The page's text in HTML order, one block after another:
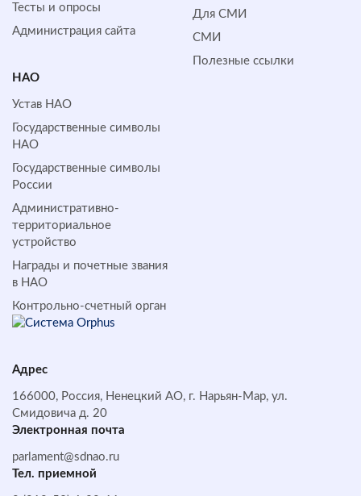
Тесты и опросы
Администрация сайта
Для СМИ
СМИ
Полезные ссылки
НАО
Устав НАО
Государственные символы
НАО
Государственные символы
России
Административно-
территориальное
устройство
Награды и почетные звания
в НАО
Контрольно-счетный орган
Адрес
166000, Россия, Ненецкий АО, г. Нарьян-Мар, ул.
Смидовича д. 20
Электронная почта
parlament@sdnao.ru
Тел. приемной